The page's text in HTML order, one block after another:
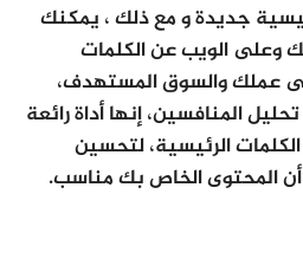
جديدة و مع ذلك ، يمكنك
وعلى الويب عن الكلمات
عملك والسوق المستهدف،
المنافسين، إنها أداة رائعة
الرئيسية، لتحسين
المحتوى الخاص بك مناسب.